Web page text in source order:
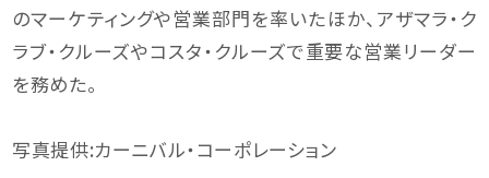
のマーケティングや営業部門を率いたほか、アザマラ・ク
ラブ・クルーズやコスタ・クルーズで重要な営業リーダー
を務めた。
写真提供:カーニバル・コーポレーション